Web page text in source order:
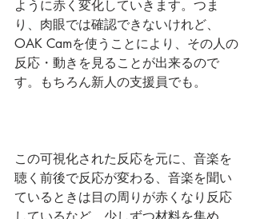
ように赤く変化していきます。つま
り、肉眼では確認できないけれど、
OAK Camを使うことにより、その人の
反応・動きを見ることが出来るので
す。もちろん新人の支援員でも。
この可視化された反応を元に、音楽を
聴く前後で反応が変わる、音楽を聞い
ているときは目の周りが赤くなり反応